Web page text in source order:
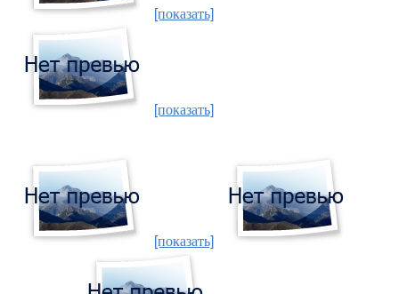
[показать]
[показать]
[показать]